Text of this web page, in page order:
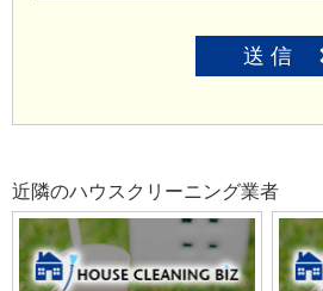
送 信
近隣のハウスクリーニング業者